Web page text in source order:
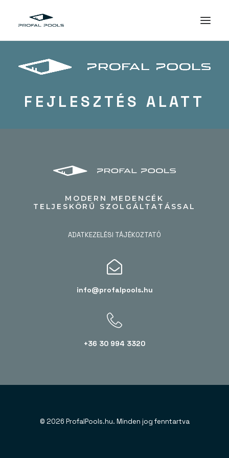
FEJLESZTÉS ALATT
MODERN MEDENCÉK
TELJESKÖRŰ SZOLGÁLTATÁSSAL
ADATKEZELÉSI TÁJÉKOZTATÓ
info@profalpools.hu
+36 30 994 3320
© 2026 ProfalPools.hu. Minden jog fenntartva